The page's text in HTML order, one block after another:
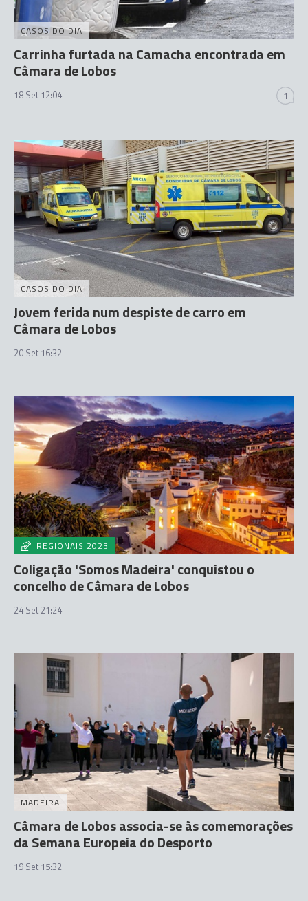
CASOS DO DIA
Carrinha furtada na Camacha encontrada em
Câmara de Lobos
18 Set 12:04 1
CASOS DO DIA
Jovem ferida num despiste de carro em
Câmara de Lobos
20 Set 16:32
REGIONAIS 2023
Coligação 'Somos Madeira' conquistou o
concelho de Câmara de Lobos
24 Set 21:24
MADEIRA
Câmara de Lobos associa-se às comemorações
da Semana Europeia do Desporto
19 Set 15:32